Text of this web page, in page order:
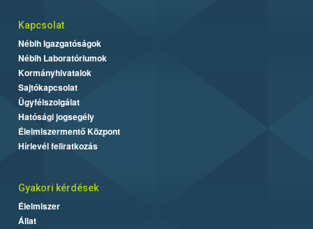
Kapcsolat
Nébih Igazgatóságok
Nébih Laboratóriumok
Kormányhivatalok
Sajtókapcsolat
Ügyfélszolgálat
Hatósági jogsegély
Élelmiszermentő Központ
Hírlevél feliratkozás
Gyakori kérdések
Élelmiszer
Állat